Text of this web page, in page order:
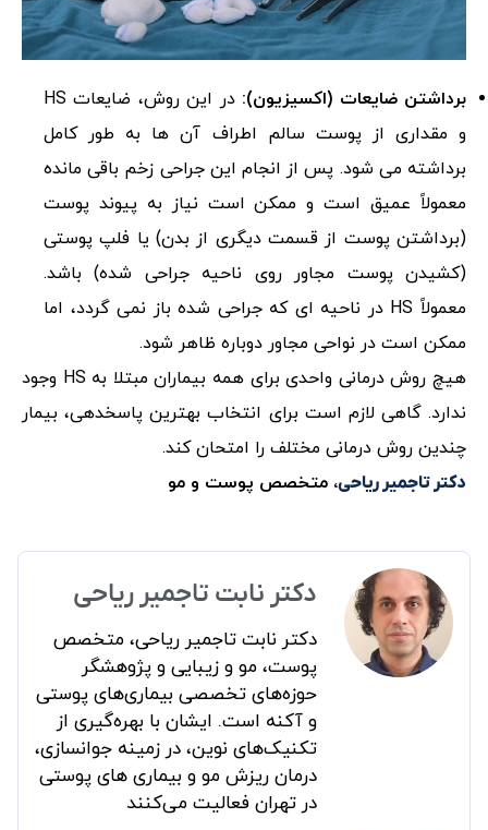
برداشتن ضایعات (اکسیزیون):
در این روش، ضایعات HS
و مقداری از پوست سالم اطراف آن ها به طور کامل
برداشته می شود. پس از انجام این جراحی زخم باقی مانده
معمولاً عمیق است و ممکن است نیاز به پیوند پوست
(برداشتن پوست از قسمت دیگری از بدن) یا فلپ پوستی
(کشیدن پوست مجاور روی ناحیه جراحی شده) باشد.
معمولاً HS در ناحیه ای که جراحی شده باز نمی گردد، اما
ممکن است در نواحی مجاور دوباره ظاهر شود.
هیچ روش درمانی واحدی برای همه بیماران مبتلا به HS وجود
ندارد. گاهی لازم است برای انتخاب بهترین پاسخدهی، بیمار
چندین روش درمانی مختلف را امتحان کند.
دکتر تاجمیر ریاحی، متخصص پوست و مو
دکتر نابت تاجمیر ریاحی
دکتر نابت تاجمیر ریاحی، متخصص
پوست، مو و زیبایی و پژوهشگر
حوزه‌های تخصصی بیماری‌های پوستی
و آکنه است. ایشان با بهره‌گیری از
تکنیک‌های نوین، در زمینه جوانسازی،
درمان ریزش مو و بیماری های پوستی
در تهران فعالیت می‌کنند